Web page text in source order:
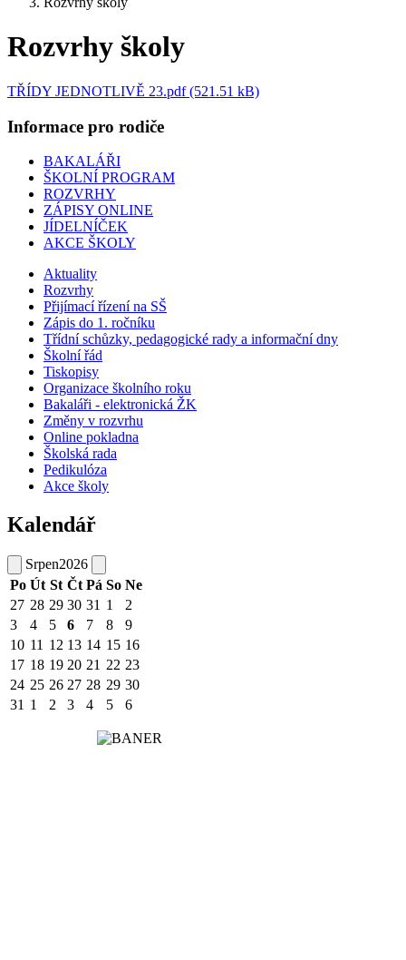
Rozvrhy školy
TŘÍDY JEDNOTLIVĚ 23.pdf (521.51 kB)
Informace pro rodiče
BAKALÁŘI
ŠKOLNÍ PROGRAM
ROZVRHY
ZÁPISY ONLINE
JÍDELNÍČEK
AKCE ŠKOLY
Aktuality
Rozvrhy
Přijímací řízení na SŠ
Zápis do 1. ročníku
Třídní schůzky, pedagogické rady a informační dny
Školní řád
Tiskopisy
Organizace školního roku
Bakaláři - elektronická ŽK
Změny v rozvrhu
Online pokladna
Školská rada
Pedikulóza
Akce školy
Kalendář
Srpen2026
Po Út St Čt Pá So Ne
27 28 29 30 31 1
2
3
4 5 6 7 8
9
10 11 12 13 14 15 16
17 18 19 20 21 22 23
24 25 26 27 28 29 30
31 1 2 3 4 5 6